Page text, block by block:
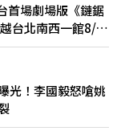
首場劇場版《鏈鋸
台北南西一館8/6
光！李國毅怒嗆姚